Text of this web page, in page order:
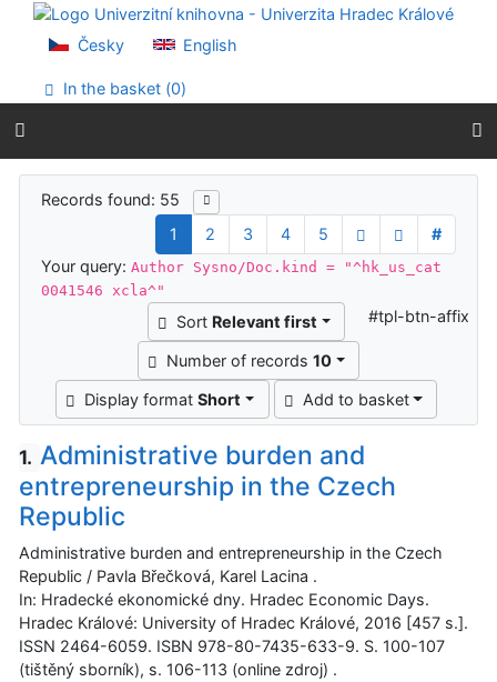
Go to content
Go to menu
Accessibility declaration
Česky English
In the basket (0)
Search results
Records found: 55
1
2 3 4 5
#
Your query:Author Sysno/Doc.kind = "^hk_us_cat
0041546 xcla^"
Sort Relevant first
Number of records 10
Display formatShort Add to basket
#tpl-btn-affix
1. Administrative burden and
entrepreneurship in the Czech
Republic
Administrative burden and entrepreneurship in the Czech
Republic / Pavla Břečková, Karel Lacina .
In: Hradecké ekonomické dny. Hradec Economic Days.
Hradec Králové: University of Hradec Králové, 2016 [457 s.].
ISSN 2464-6059. ISBN 978-80-7435-633-9. S. 100-107
(tištěný sborník), s. 106-113 (online zdroj) .